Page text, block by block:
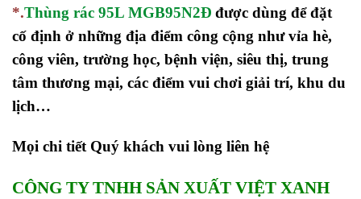
*.Thùng rác 95L MGB95N2Đ được dùng để đặt
cố định ở những địa điểm công cộng như vỉa hè,
công viên, trường học, bệnh viện, siêu thị, trung
tâm thương mại, các điểm vui chơi giải trí, khu du
lịch…
Mọi chi tiết Quý khách vui lòng liên hệ
CÔNG TY TNHH SẢN XUẤT VIỆT XANH